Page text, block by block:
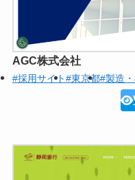
AGC株式会社
#採用サイト#東京都#製造